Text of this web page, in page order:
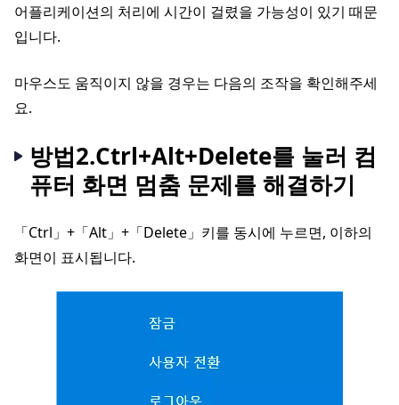
어플리케이션의 처리에 시간이 걸렸을 가능성이 있기 때문
입니다.
마우스도 움직이지 않을 경우는 다음의 조작을 확인해주세
요.
방법2.Ctrl+Alt+Delete를 눌러 컴
퓨터 화면 멈춤 문제를 해결하기
「Ctrl」+「Alt」+「Delete」키를 동시에 누르면, 이하의
화면이 표시됩니다.